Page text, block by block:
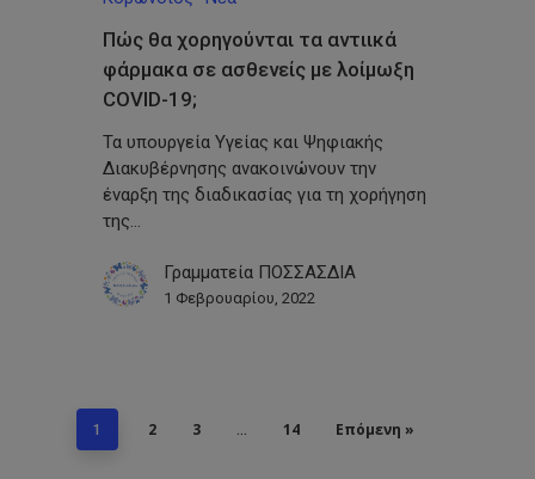
Πώς θα χορηγούνται τα αντιικά
φάρμακα σε ασθενείς με λοίμωξη
COVID-19;
Τα υπουργεία Υγείας και Ψηφιακής
Διακυβέρνησης ανακοινώνουν την
έναρξη της διαδικασίας για τη χορήγηση
της…
Γραμματεία ΠΟΣΣΑΣΔΙΑ
1 Φεβρουαρίου, 2022
1 2 3 14 Επόμενη »